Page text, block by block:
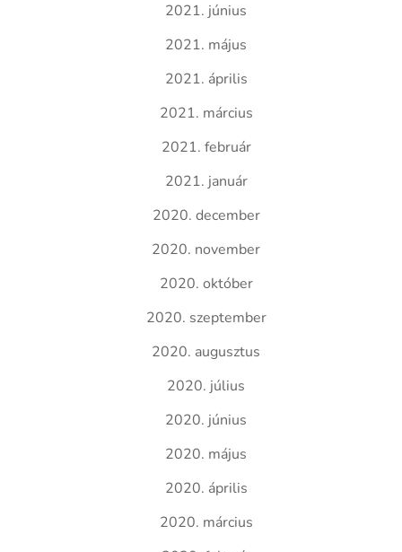
2021. június
2021. május
2021. április
2021. március
2021. február
2021. január
2020. december
2020. november
2020. október
2020. szeptember
2020. augusztus
2020. július
2020. június
2020. május
2020. április
2020. március